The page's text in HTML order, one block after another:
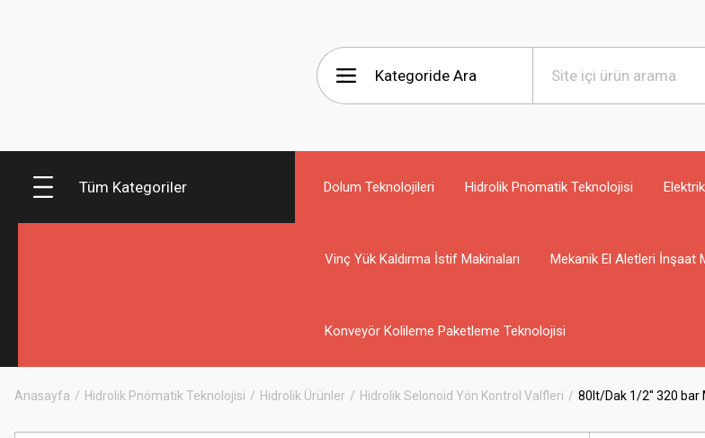
Tüm Kategoriler Dolum Teknolojileri Hidrolik Pnömatik Teknolojisi
Vinç Yük Kaldırma İstif Makinaları Mekanik El Aletleri İnşaat
Konveyör Kolileme Paketleme Teknolojisi
Anasayfa Hidrolik Pnömatik Teknolojisi Hidrolik Ürünler Hidrolik Selonoid Yön Kontrol Valfleri 80lt/Dak 1/2'' 320 bar